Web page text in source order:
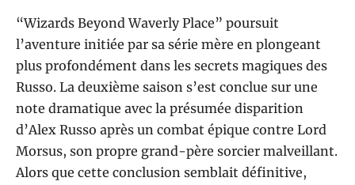
“Wizards Beyond Waverly Place” poursuit
l’aventure initiée par sa série mère en plongeant
plus profondément dans les secrets magiques des
Russo. La deuxième saison s’est conclue sur une
note dramatique avec la présumée disparition
d’Alex Russo après un combat épique contre Lord
Morsus, son propre grand-père sorcier malveillant.
Alors que cette conclusion semblait définitive,